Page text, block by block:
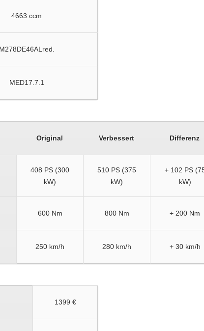
4663 ccm
M278DE46ALred.
MED17.7.1
Original Verbessert Differenz
408 PS (300
kW)
510 PS (375
kW)
+ 102 PS
kW)
600 Nm 800 Nm + 200 Nm
250 km/h 280 km/h + 30 km/h
1399 €